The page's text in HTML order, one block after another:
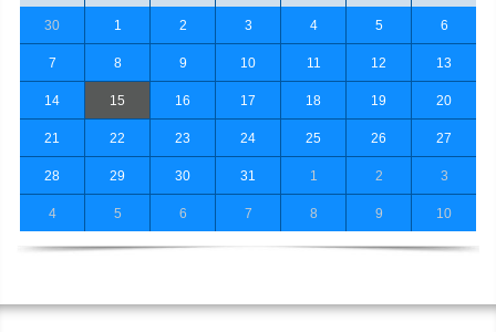
30 1 2 3 4 5 6
7 8 9 10 11 12 13
14 15 16 17 18 19 20
21 22 23 24 25 26 27
28 29 30 31 1 2 3
4 5 6 7 8 9 10